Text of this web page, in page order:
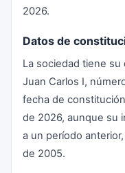
2026.
Datos de
La sociedad tiene su
Juan Carlos I,
fecha de
de 2026, aunque su
a un período
de 2005.